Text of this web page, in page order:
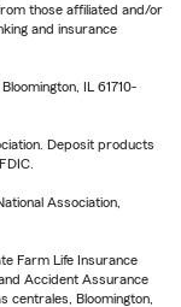
those affiliated and/or
and insurance
IL 61710-
Deposit products
Association,
Farm Life Insurance
Accident Assurance
centrales, Bloomington,